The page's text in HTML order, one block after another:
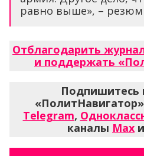
равно выше», –
Отблагодарить
и поддержать
Подпишитесь
Telegram,
каналы Max и